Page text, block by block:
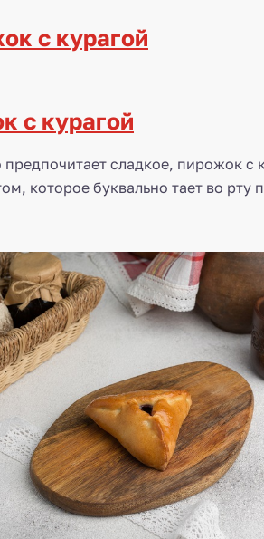
с курагой
предпочитает сладкое, пирожок с
которое буквально тает во